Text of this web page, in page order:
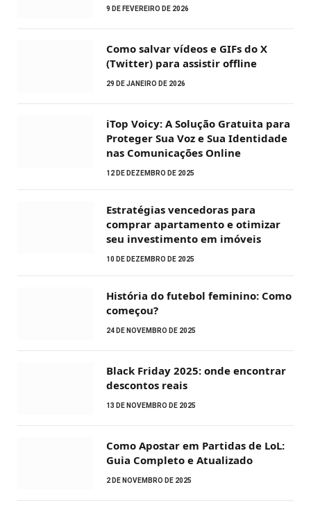
9 DE FEVEREIRO DE 2026
Como salvar vídeos e GIFs do X
(Twitter) para assistir offline
29 DE JANEIRO DE 2026
iTop Voicy: A Solução Gratuita para
Proteger Sua Voz e Sua Identidade
nas Comunicações Online
12 DE DEZEMBRO DE 2025
Estratégias vencedoras para
comprar apartamento e otimizar
seu investimento em imóveis
10 DE DEZEMBRO DE 2025
História do futebol feminino: Como
começou?
24 DE NOVEMBRO DE 2025
Black Friday 2025: onde encontrar
descontos reais
13 DE NOVEMBRO DE 2025
Como Apostar em Partidas de LoL:
Guia Completo e Atualizado
2 DE NOVEMBRO DE 2025